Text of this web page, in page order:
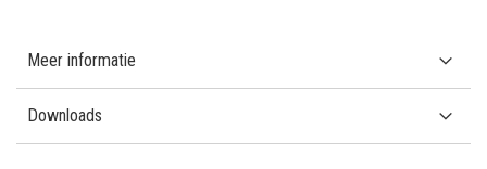
Meer informatie
Downloads